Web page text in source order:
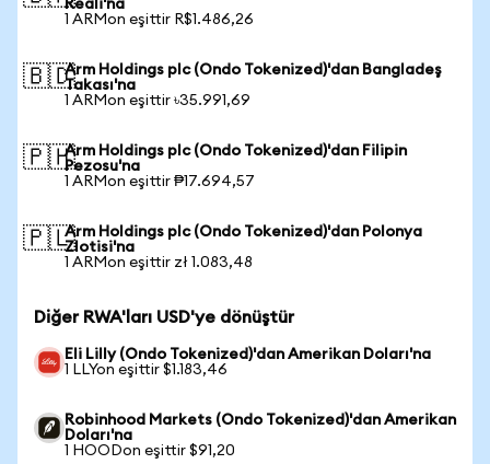
Reali'na
1 ARMon eşittir R$1.486,26
🇧🇩Arm Holdings plc (Ondo Tokenized)'dan Bangladeş
Takası'na
1 ARMon eşittir ৳35.991,69
🇵🇭Arm Holdings plc (Ondo Tokenized)'dan Filipin
Pezosu'na
1 ARMon eşittir ₱17.694,57
🇵🇱Arm Holdings plc (Ondo Tokenized)'dan Polonya
Zlotisi'na
1 ARMon eşittir zł 1.083,48
Diğer RWA'ları USD'ye dönüştür
Eli Lilly (Ondo Tokenized)'dan Amerikan Doları'na
1 LLYon eşittir $1.183,46
Robinhood Markets (Ondo Tokenized)'dan Amerikan
Doları'na
1 HOODon eşittir $91,20